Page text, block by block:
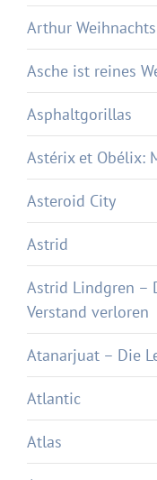
Arthur
Asche ist reines
Asphaltgorillas
Astérix et Obélix:
Asteroid City
Astrid
Astrid Lindgren –
Verstand verloren
Atanarjuat – Die
Atlantic
Atlas